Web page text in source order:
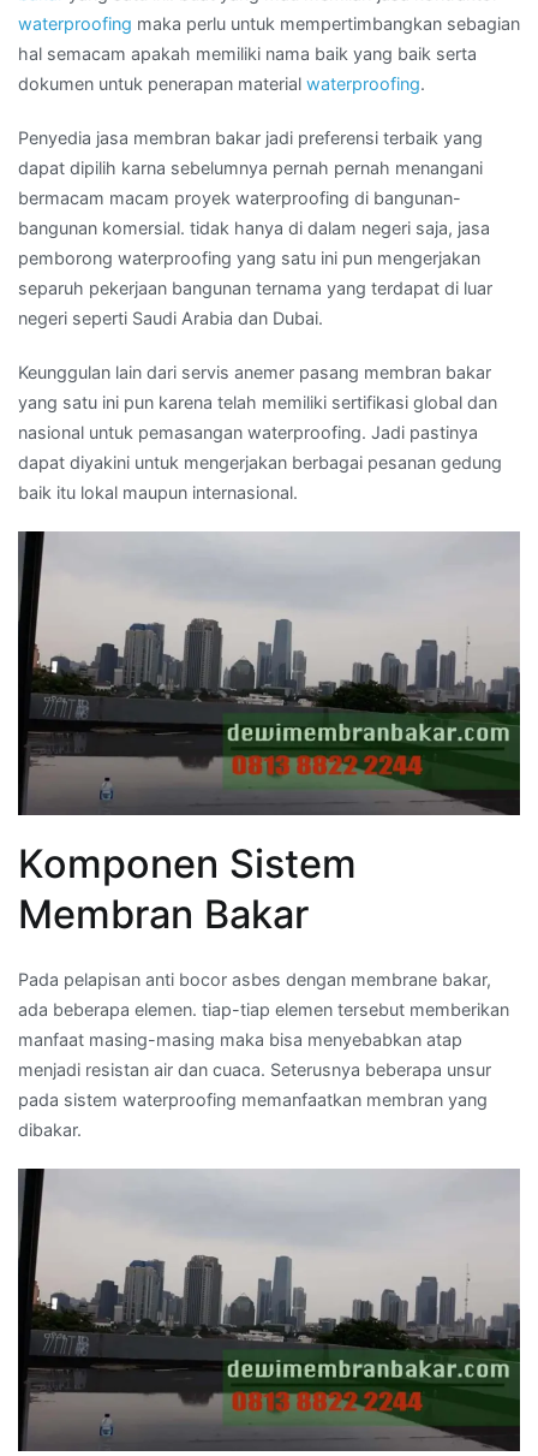
waterproofing maka perlu untuk mempertimbangkan sebagian
hal semacam apakah memiliki nama baik yang baik serta
dokumen untuk penerapan material waterproofing.
Penyedia jasa membran bakar jadi preferensi terbaik yang
dapat dipilih karna sebelumnya pernah pernah menangani
bermacam macam proyek waterproofing di bangunan-
bangunan komersial. tidak hanya di dalam negeri saja, jasa
pemborong waterproofing yang satu ini pun mengerjakan
separuh pekerjaan bangunan ternama yang terdapat di luar
negeri seperti Saudi Arabia dan Dubai.
Keunggulan lain dari servis anemer pasang membran bakar
yang satu ini pun karena telah memiliki sertifikasi global dan
nasional untuk pemasangan waterproofing. Jadi pastinya
dapat diyakini untuk mengerjakan berbagai pesanan gedung
baik itu lokal maupun internasional.
Komponen Sistem
Membran Bakar
Pada pelapisan anti bocor asbes dengan membrane bakar,
ada beberapa elemen. tiap-tiap elemen tersebut memberikan
manfaat masing-masing maka bisa menyebabkan atap
menjadi resistan air dan cuaca. Seterusnya beberapa unsur
pada sistem waterproofing memanfaatkan membran yang
dibakar.